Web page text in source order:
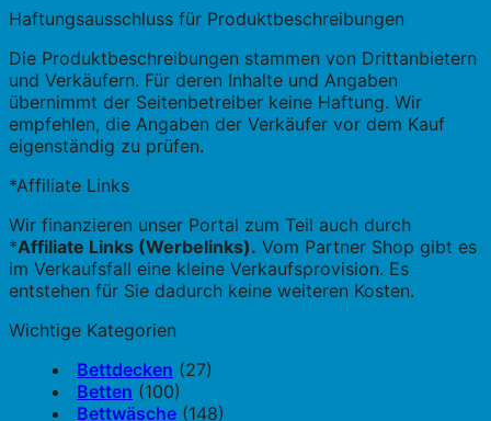
Haftungsausschluss für Produktbeschreibungen
Die Produktbeschreibungen stammen von Drittanbietern
und Verkäufern. Für deren Inhalte und Angaben
übernimmt der Seitenbetreiber keine Haftung. Wir
empfehlen, die Angaben der Verkäufer vor dem Kauf
eigenständig zu prüfen.
*Affiliate Links
Wir finanzieren unser Portal zum Teil auch durch
*Affiliate Links (Werbelinks). Vom Partner Shop gibt es
im Verkaufsfall eine kleine Verkaufsprovision. Es
entstehen für Sie dadurch keine weiteren Kosten.
Wichtige Kategorien
Bettdecken (27)
Betten (100)
Bettwäsche (148)